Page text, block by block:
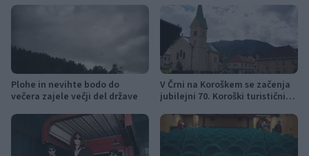
Plohe in nevihte bodo do
večera zajele večji del države
V Črni na Koroškem se začenja
jubilejni 70. Koroški turistični